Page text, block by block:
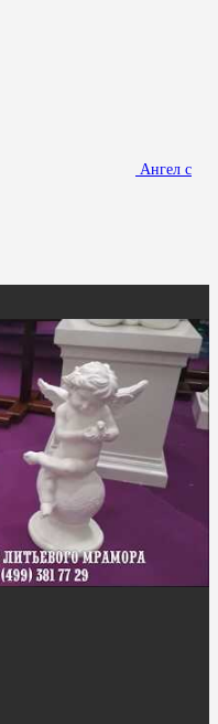
Ангел с